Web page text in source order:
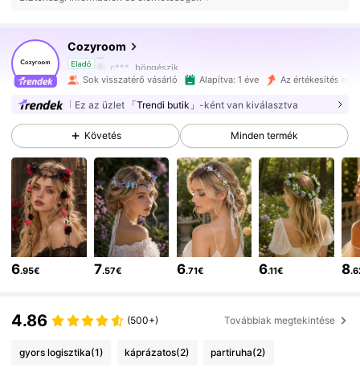
Cozyroom
Eladó c***_
böngészik
4.91
2.7K Követők
4.91 2.7K Követők
4.91 2.7K Követők
4.91 2.7K Követők
Sok visszatérő vásárló Alapítva: 1 éve Az értékesítés
Ez az üzlet 「Trendi butik」 -ként van kiválasztva
Követés Minden termék
6.95€ 7.57€ 6.71€ 6.11€ 8
4.86 (500+) Továbbiak megtekintése
gyors logisztika(1) káprázatos(2) partiruha(2)